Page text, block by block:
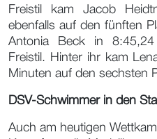
Freistil kam Jacob
ebenfalls auf den fünften
Antonia Beck in
Freistil. Hinter ihr kam
Minuten auf den sechsten
DSV-Schwimmer in den
Auch am heutigen